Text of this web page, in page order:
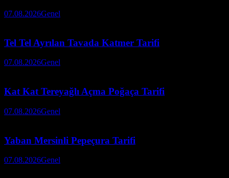
07.08.2026Genel
Tel Tel Ayrılan Tavada Katmer Tarifi
07.08.2026Genel
Kat Kat Tereyağlı Açma Poğaça Tarifi
07.08.2026Genel
Yaban Mersinli Pepeçura Tarifi
07.08.2026Genel